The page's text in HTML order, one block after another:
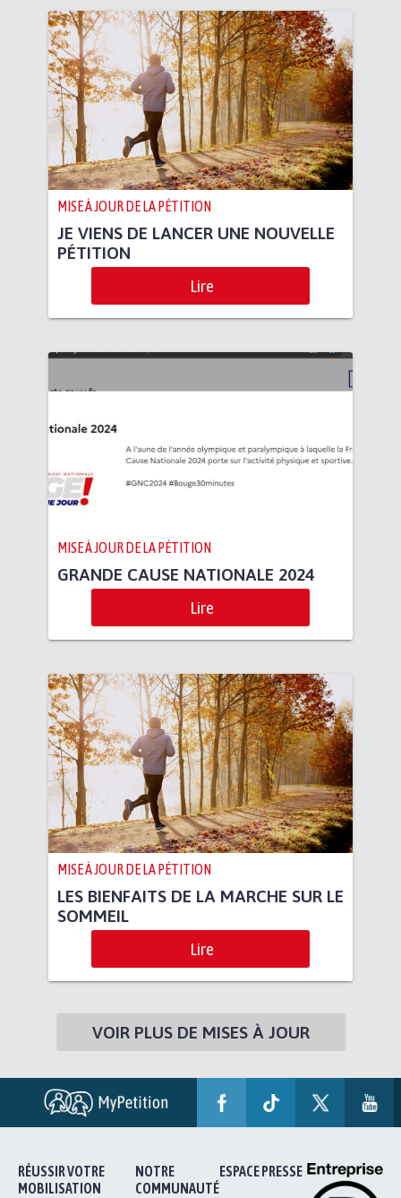
MISE À JOUR DE LA PÉTITION
JE VIENS DE LANCER UNE NOUVELLE
PÉTITION
Lire
MISE À JOUR DE LA PÉTITION
GRANDE CAUSE NATIONALE 2024
Lire
MISE À JOUR DE LA PÉTITION
LES BIENFAITS DE LA MARCHE SUR LE
SOMMEIL
Lire
VOIR PLUS DE MISES À JOUR
RÉUSSIR VOTRE
MOBILISATION
NOTRE
COMMUNAUTÉ
ESPACE PRESSE